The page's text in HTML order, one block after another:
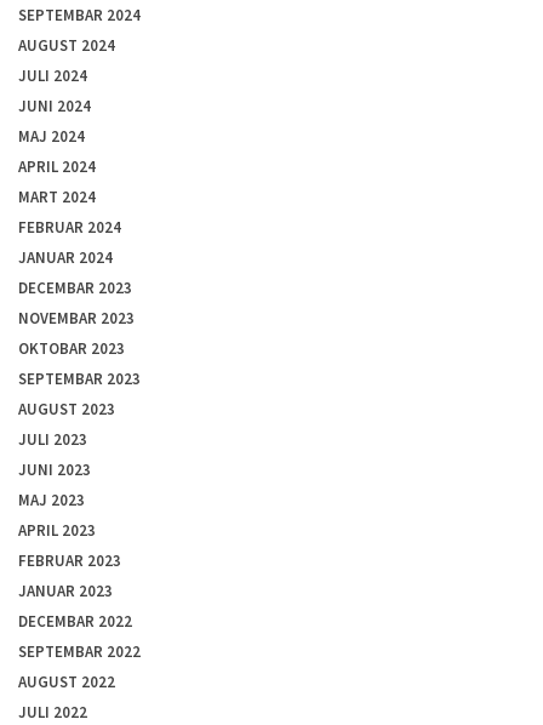
SEPTEMBAR 2024
AUGUST 2024
JULI 2024
JUNI 2024
MAJ 2024
APRIL 2024
MART 2024
FEBRUAR 2024
JANUAR 2024
DECEMBAR 2023
NOVEMBAR 2023
OKTOBAR 2023
SEPTEMBAR 2023
AUGUST 2023
JULI 2023
JUNI 2023
MAJ 2023
APRIL 2023
FEBRUAR 2023
JANUAR 2023
DECEMBAR 2022
SEPTEMBAR 2022
AUGUST 2022
JULI 2022